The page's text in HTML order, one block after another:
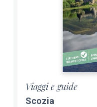
Viaggi e guide
Scozia